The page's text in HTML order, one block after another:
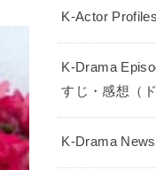
K-Actor
K-Drama
すじ・感想（ド
K-Drama